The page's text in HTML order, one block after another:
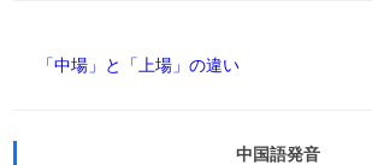
「中場」と「上場」の違い
中国語発音